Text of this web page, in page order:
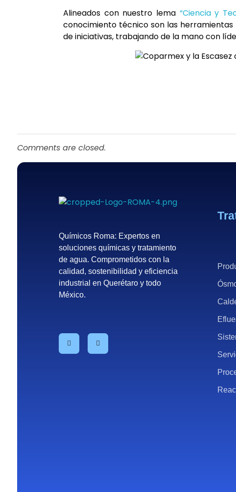
Alineados con nuestro lema “Ciencia y
conocimiento técnico son las
de iniciativas, trabajando de la mano con
Comments are closed.
Químicos Roma: Expertos en
soluciones químicas y tratamiento
de agua. Comprometidos con la
calidad, sostenibilidad y eficiencia
industrial en Querétaro y todo
México.